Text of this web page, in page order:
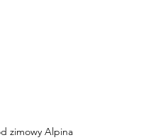
zimowy Alpina